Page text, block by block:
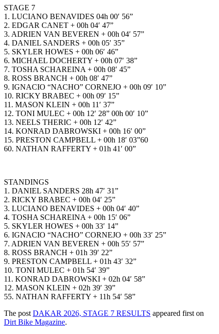
STAGE 7
1. LUCIANO BENAVIDES 04h 00′ 56”
2. EDGAR CANET + 00h 04′ 47”
3. ADRIEN VAN BEVEREN + 00h 04′ 57”
4. DANIEL SANDERS + 00h 05′ 35”
5. SKYLER HOWES + 00h 06′ 46”
6. MICHAEL DOCHERTY + 00h 07′ 38”
7. TOSHA SCHAREINA + 00h 08′ 45”
8. ROSS BRANCH + 00h 08′ 47”
9. IGNACIO “NACHO” CORNEJO + 00h 09′ 10”
10. RICKY BRABEC + 00h 09′ 15”
11. MASON KLEIN + 00h 11′ 37”
12. TONI MULEC + 00h 12′ 28” 00h 00′ 10”
13. NEELS THERIC + 00h 12′ 42”
14. KONRAD DABROWSKI + 00h 16′ 00”
15. PRESTON CAMPBELL + 00h 18′ 03”60
60. NATHAN RAFFERTY + 01h 41′ 00”
STANDINGS
1. DANIEL SANDERS 28h 47′ 31”
2. RICKY BRABEC + 00h 04′ 25”
3. LUCIANO BENAVIDES + 00h 04′ 40”
4. TOSHA SCHAREINA + 00h 15′ 06”
5. SKYLER HOWES + 00h 33′ 14”
6. IGNACIO “NACHO” CORNEJO + 00h 33′ 25”
7. ADRIEN VAN BEVEREN + 00h 55′ 57”
8. ROSS BRANCH + 01h 39′ 22”
9. PRESTON CAMPBELL + 01h 43′ 32”
10. TONI MULEC + 01h 54′ 39”
11. KONRAD DABROWSKI + 02h 04′ 58”
12. MASON KLEIN + 02h 39′ 39”
55. NATHAN RAFFERTY + 11h 54′ 58”
The post DAKAR 2026, STAGE 7 RESULTS appeared first on
Dirt Bike Magazine.